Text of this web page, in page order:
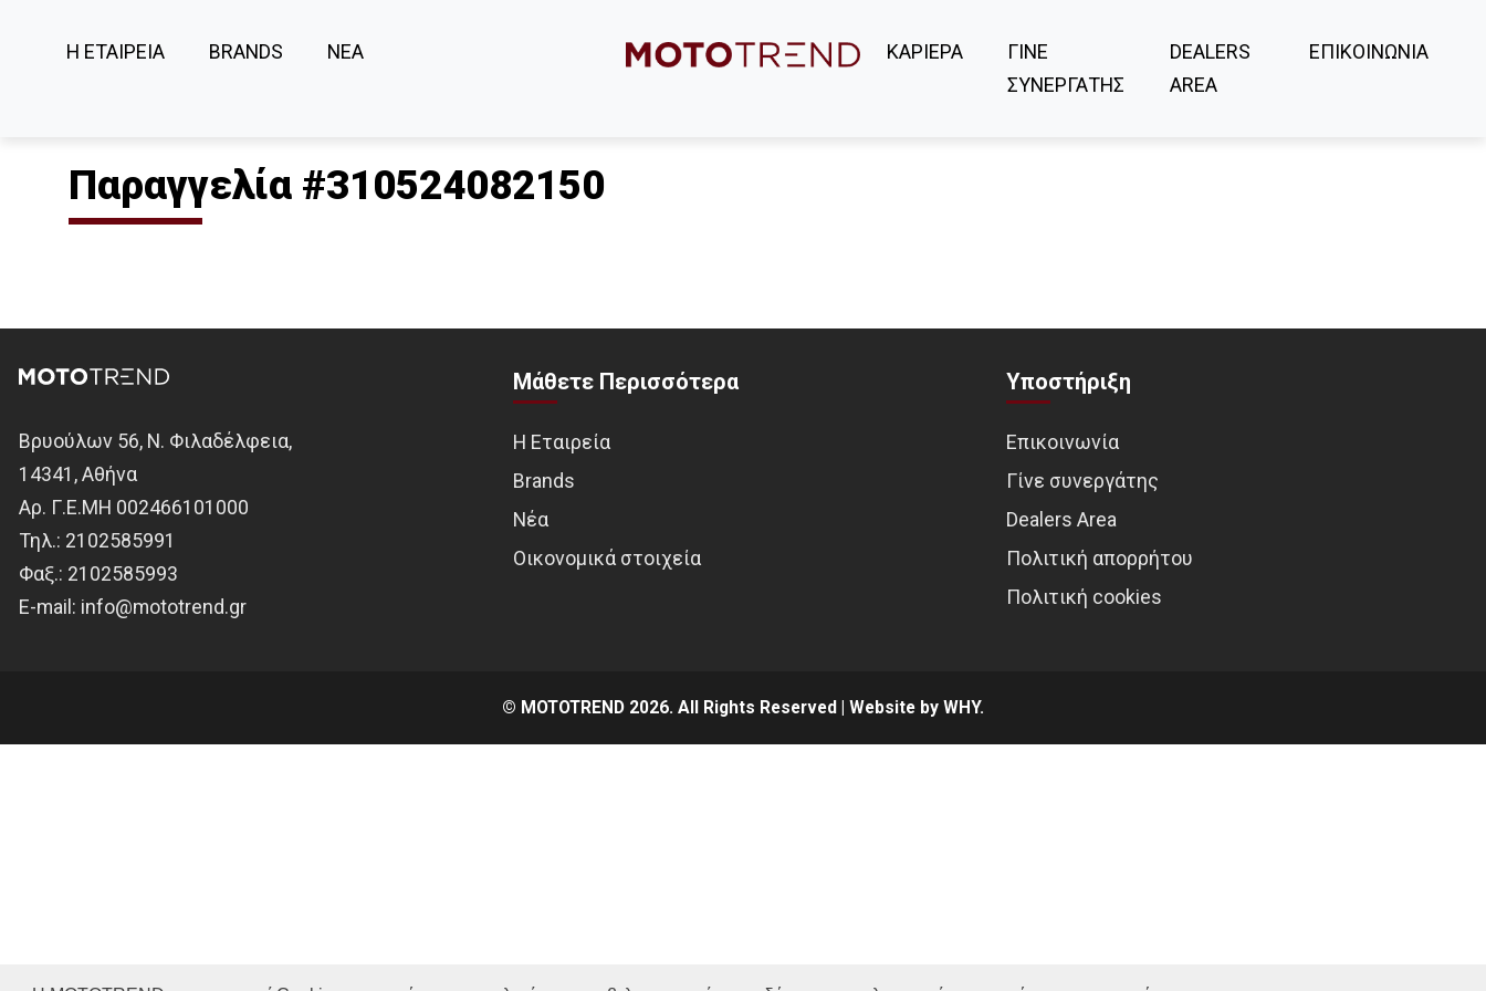
Η ΕΤΑΙΡΕΙΑ BRANDS ΝΕΑ ΚΑΡΙΕΡΑ
ΓΙΝΕ
ΣΥΝΕΡΓΑΤΗΣ
DEALERS
AREA
ΕΠΙΚΟΙΝΩΝΙΑ
Παραγγελία #310524082150
Βρυούλων 56, Ν. Φιλαδέλφεια,
14341, Αθήνα
Αρ. Γ.Ε.ΜΗ 002466101000
Τηλ.: 2102585991
Φαξ.: 2102585993
Ε-mail: info@mototrend.gr
Μάθετε Περισσότερα
Η Εταιρεία
Brands
Νέα
Οικονομικά στοιχεία
Υποστήριξη
Επικοινωνία
Γίνε συνεργάτης
Dealers Area
Πολιτική απορρήτου
Πολιτική cookies
© MOTOTREND 2026. All Rights Reserved | Website by WHY.